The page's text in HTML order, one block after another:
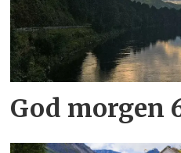
God morgen